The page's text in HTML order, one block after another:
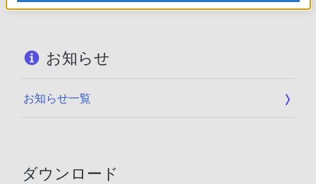
お知らせ
お知らせ一覧
ダウンロード